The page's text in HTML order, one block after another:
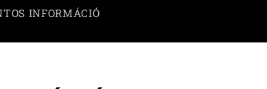
INFORMÁCIÓ